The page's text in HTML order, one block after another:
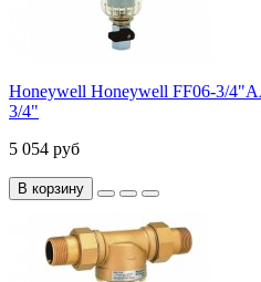
Honeywell Honeywell FF06-3/
3/4"
5 054 руб
В корзину